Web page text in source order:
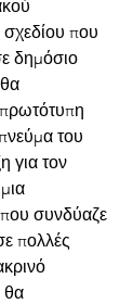
σχεδίου που
δημόσιο
πρωτότυπη
του
για τον
συνδύαζε
πολλές
θα